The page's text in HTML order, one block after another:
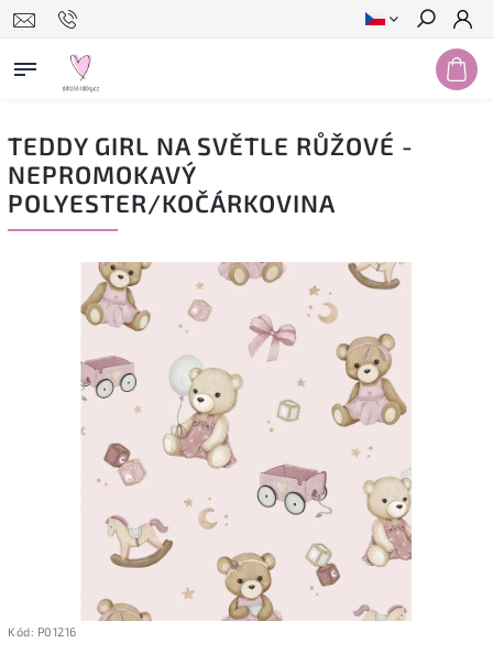
Hledat
TEDDY GIRL NA SVĚTLE RŮŽOVÉ -
NEPROMOKAVÝ
POLYESTER/KOČÁRKOVINA
Kód: P01216